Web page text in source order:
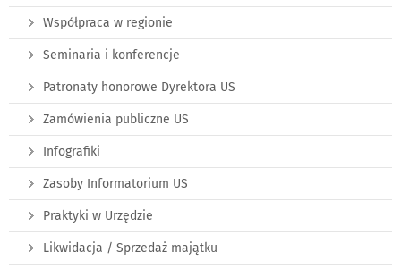
Współpraca w regionie
Seminaria i konferencje
Patronaty honorowe Dyrektora US
Zamówienia publiczne US
Infografiki
Zasoby Informatorium US
Praktyki w Urzędzie
Likwidacja / Sprzedaż majątku